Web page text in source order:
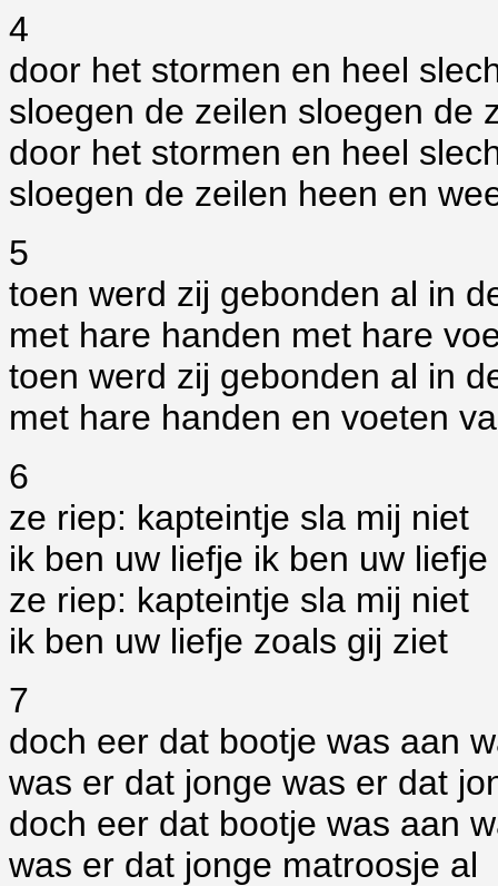
4
door het stormen en heel
sloegen de zeilen sloegen de
door het stormen en heel
sloegen de zeilen heen en
5
toen werd zij gebonden al in
met hare handen met hare
toen werd zij gebonden al in
met hare handen en voeten
6
ze riep: kapteintje sla mij niet
ik ben uw liefje ik ben uw liefje
ze riep: kapteintje sla mij niet
ik ben uw liefje zoals gij ziet
7
doch eer dat bootje was aan
was er dat jonge was er dat
doch eer dat bootje was aan
was er dat jonge matroosje al